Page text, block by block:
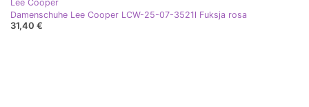
Lee Cooper
Damenschuhe Lee Cooper LCW-25-07-3521l Fuksja rosa
31,40 €